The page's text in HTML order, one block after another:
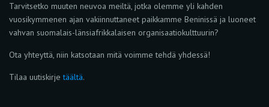
Tarvitsetko muuten neuvoa meiltä, jotka olemme yli kahden
vuosikymmenen ajan vakiinnuttaneet paikkamme Beninissä ja luoneet
vahvan suomalais-länsiafrikkalaisen organisaatiokulttuurin?
Ota yhteyttä, niin katsotaan mitä voimme tehdä yhdessä!
Tilaa uutiskirjetäältä.